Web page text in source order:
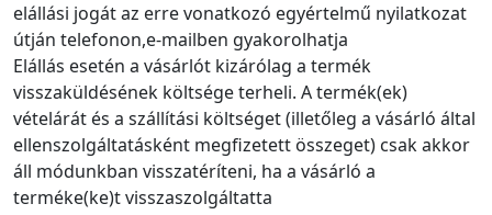
elállási jogát az erre vonatkozó egyértelmű nyilatkozat
útján telefonon,e-mailben gyakorolhatja
Elállás esetén a vásárlót kizárólag a termék
visszaküldésének költsége terheli. A termék(ek)
vételárát és a szállítási költséget (illetőleg a vásárló által
ellenszolgáltatásként megfizetett összeget) csak akkor
áll módunkban visszatéríteni, ha a vásárló a
terméke(ke)t visszaszolgáltatta